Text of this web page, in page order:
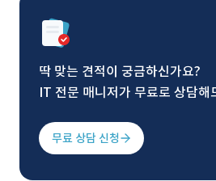
딱 맞는 견적이 궁금하신가요?
IT 전문 매니저가 무료로 상담해
무료 상담 신청